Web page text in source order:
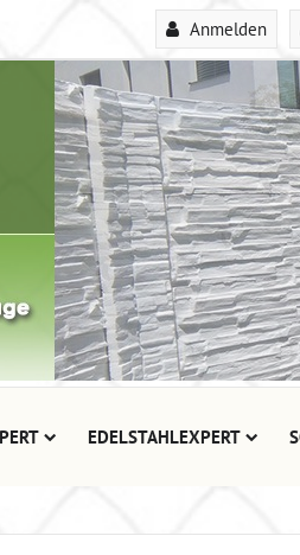
Anmelden
EDELSTAHLEXPERT